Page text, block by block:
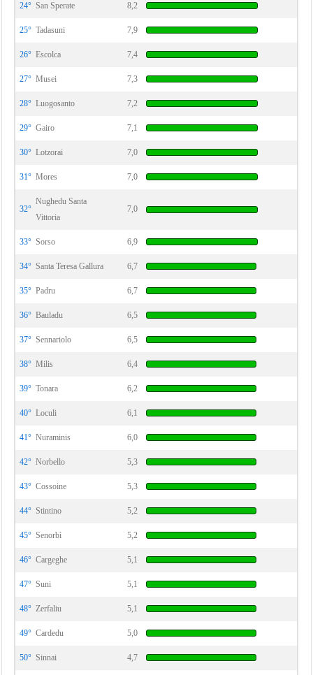
24° San Sperate 8,2
25° Tadasuni 7,9
26° Escolca 7,4
27° Musei 7,3
28° Luogosanto 7,2
29° Gairo 7,1
30° Lotzorai 7,0
31° Mores 7,0
32°
Nughedu Santa
Vittoria
7,0
33° Sorso 6,9
34° Santa Teresa Gallura 6,7
35° Padru 6,7
36° Bauladu 6,5
37° Sennariolo 6,5
38° Milis 6,4
39° Tonara 6,2
40° Loculi 6,1
41° Nuraminis 6,0
42° Norbello 5,3
43° Cossoine 5,3
44° Stintino 5,2
45° Senorbì 5,2
46° Cargeghe 5,1
47° Suni 5,1
48° Zerfaliu 5,1
49° Cardedu 5,0
50° Sinnai 4,7